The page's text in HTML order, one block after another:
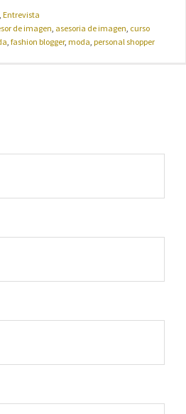
Entrevista
de imagen asesoria de imagen curso
fashion blogger, moda personal shopper